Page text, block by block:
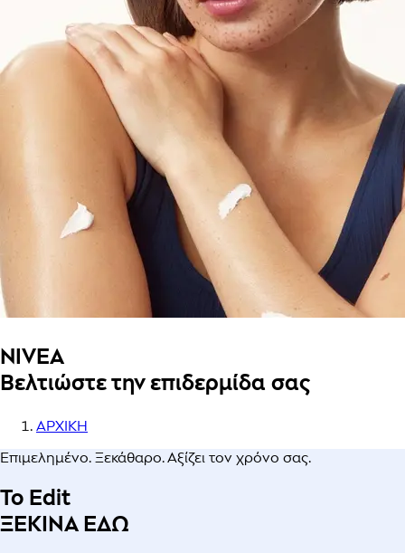
NIVEA
Βελτιώστε την επιδερμίδα σας
ΑΡΧΙΚΗ
Επιμελημένο. Ξεκάθαρο. Αξίζει τον χρόνο σας.
Το Edit
ΞΕΚΙΝΑ ΕΔΩ